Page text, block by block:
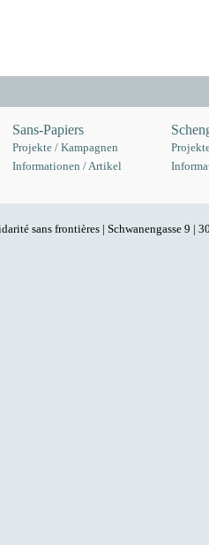
Sans-Papiers
Projekte / Kampagnen
Informationen / Artikel
sans frontières | Schwanengasse 9 |